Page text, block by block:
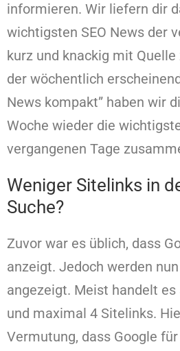
informieren. Wir liefern dir
wichtigsten SEO News der
kurz und knackig mit
der wöchentlich
News kompakt” haben wir
Woche wieder die
vergangenen Tage
Weniger Sitelinks in
Suche?
Zuvor war es üblich, dass
anzeigt. Jedoch werden
angezeigt. Meist handelt
und maximal 4 Sitelinks.
Vermutung, dass Google